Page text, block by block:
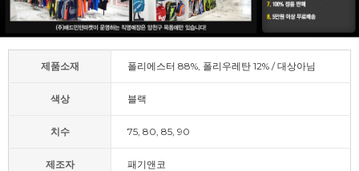
제품소재 폴리에스터 88%, 폴리우레탄 12% / 대상아님
색상 블랙
치수 75, 80, 85, 90
제조자 패기앤코